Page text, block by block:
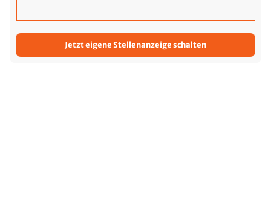
Jetzt eigene Stellenanzeige schalten